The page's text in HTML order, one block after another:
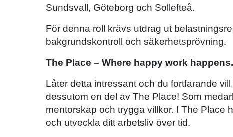
Sundsvall, Göteborg och Sollefteå.
För denna roll krävs utdrag ut
bakgrundskontroll och säkerhetsprövning.
The Place – Where happy work happens.
Låter detta intressant och du fortfarande
dessutom en del av The Place! Som
mentorskap och trygga villkor. I The Place
och utveckla ditt arbetsliv över tid.